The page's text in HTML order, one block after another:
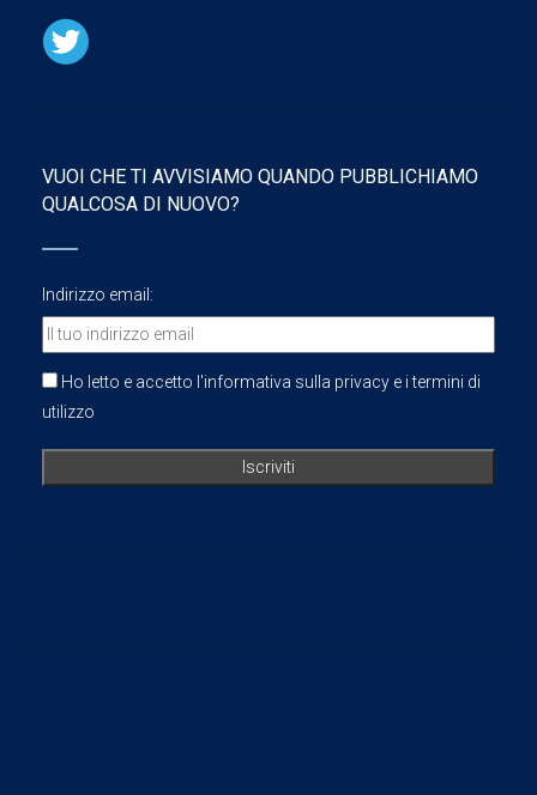
VUOI CHE TI AVVISIAMO QUANDO PUBBLICHIAMO
QUALCOSA DI NUOVO?
Indirizzo email:
Ho letto e accetto l'informativa sulla privacy e i termini di
utilizzo